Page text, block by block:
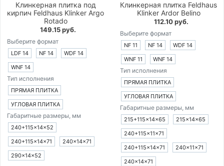
Клинкерная плитка под
кирпич Feldhaus Klinker Argo
Rotado
149.15 руб.
Выберите формат
LDF 14 NF 14
WDF 14
WNF 14
Тип исполнения
ПРЯМАЯ ПЛИТКА
УГЛОВАЯ ПЛИТКА
Габаритные размеры, мм
240+115×14×52
240+115×14×71
240×14×71
290×14×52
Клинкерная плитка Feldhaus
Klinker Ardor Belino
112.10 руб.
Выберите формат
NF 11 NF 14
WDF 14
WNF 11
WNF 14
Тип исполнения
ПРЯМАЯ ПЛИТКА
УГЛОВАЯ ПЛИТКА
Габаритные размеры, мм
215+115×14×65
215×14×65
240+115×11×71
240+115×14×71
240×11×71
240×14×71